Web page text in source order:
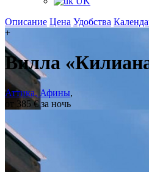
Описание Цена Удобства
+
Вилла
Аттика, Афины,
от 385 € за ночь